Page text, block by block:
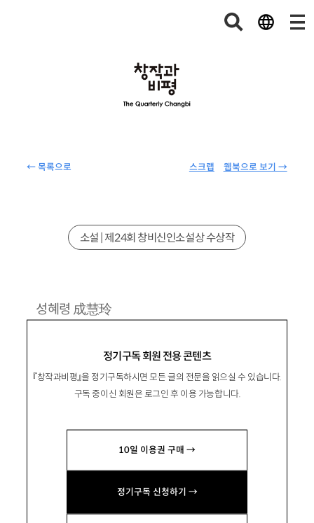
← 목록으로 웹북으로 보기 →
스크랩
정기구독 회원 전용 콘텐츠
『창작과비평』을 정기구독하시면 모든 글의 전문을 읽으실 수 있습니다.
구독 중이신 회원은 로그인 후 이용 가능합니다.
10일 이용권 구매 →
정기구독 신청하기 →
소설 | 제24회 창비신인소설상 수상작
성혜령 成慧玲
업. 동국대 대학원 소설 전공 수료.
eve_adam@naver.com
윤 소 정